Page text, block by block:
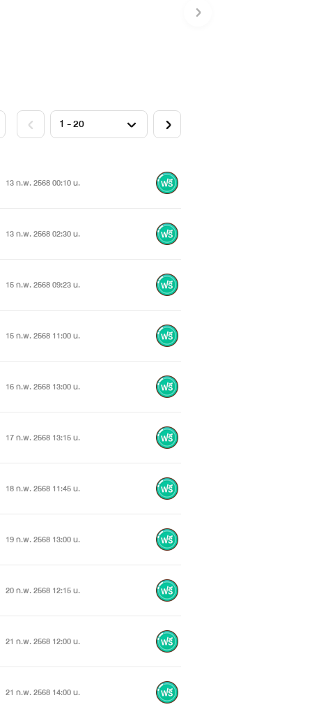
13 ก.พ. 2568 00:10 น.
13 ก.พ. 2568 02:30 น.
15 ก.พ. 2568 09:23 น.
15 ก.พ. 2568 11:00 น.
16 ก.พ. 2568 13:00 น.
17 ก.พ. 2568 13:15 น.
18 ก.พ. 2568 11:45 น.
19 ก.พ. 2568 13:00 น.
20 ก.พ. 2568 12:15 น.
21 ก.พ. 2568 12:00 น.
21 ก.พ. 2568 14:00 น.